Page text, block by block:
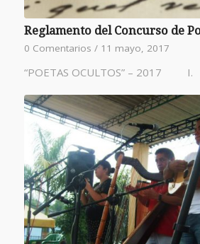
Reglamento del Concurso de
0 Comentarios / 11 mayo, 2017
“POETAS OCULTOS” –